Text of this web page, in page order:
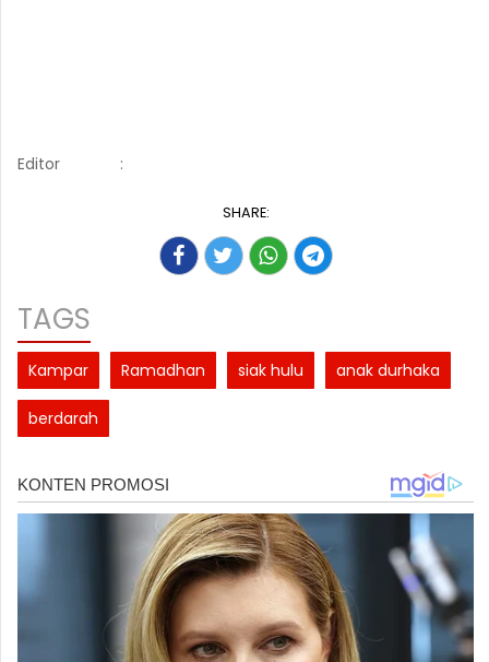
Editor :
SHARE:
TAGS
Kampar Ramadhan siak hulu anak durhaka
berdarah